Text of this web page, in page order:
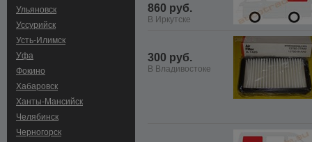
Ульяновск
Уссурийск
Усть-Илимск
Уфа
Фокино
Хабаровск
Ханты-Мансийск
Челябинск
Черногорск
860 руб.
В Иркутске
300 руб.
В Владивостоке